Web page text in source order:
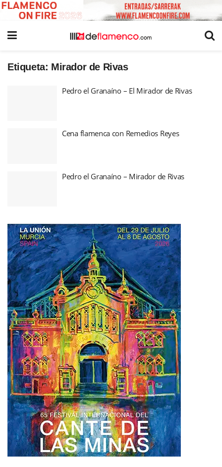
Etiqueta: Mirador de Rivas
Pedro el Granaíno – El Mirador de Rivas
Cena flamenca con Remedios Reyes
Pedro el Granaíno – Mirador de Rivas